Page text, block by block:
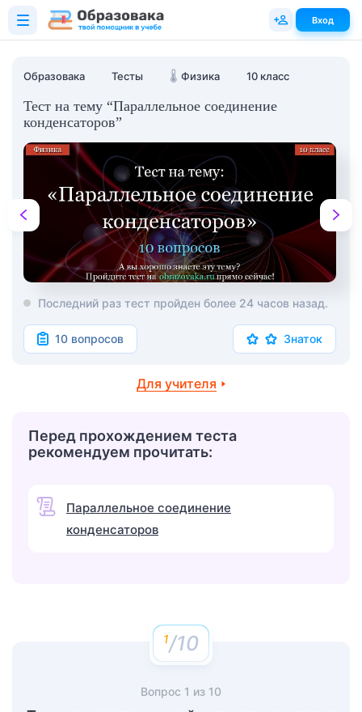
Образовака Тесты 🌡️ Физика 10 класс
Тест на тему “Параллельное соединение
конденсаторов”
Последний раз тест пройден более 24 часов назад.
10 вопросов Знаток
Для учителя
Перед прохождением теста
рекомендуем прочитать:
Параллельное соединение
конденсаторов
/10
Вопрос 1 из 10
Вход